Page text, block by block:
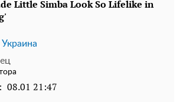
Украина
08.01 21:47